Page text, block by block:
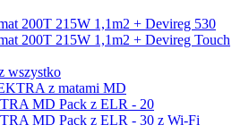
200T 215W 1,1m2 + Devireg 530
200T 215W 1,1m2 + Devireg Touch
wszystko
z matami MD
MD Pack z ELR - 20
MD Pack z ELR - 30 z Wi-Fi